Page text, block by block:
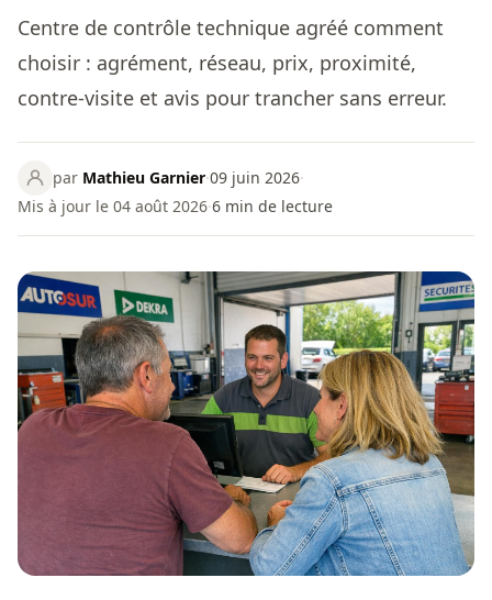
Centre de contrôle technique agréé comment
choisir : agrément, réseau, prix, proximité,
contre-visite et avis pour trancher sans erreur.
par Mathieu Garnier·09 juin 2026·
Mis à jour le 04 août 2026·6 min de lecture